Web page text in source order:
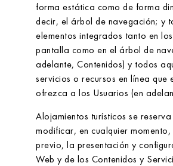
forma estática como de forma
decir, el árbol de navegación; y
elementos integrados tanto en
pantalla como en el árbol de
adelante, Contenidos) y todos
servicios o recursos en línea que
ofrezca a los Usuarios (en
Alojamientos turísticos se
modificar, en cualquier momento,
previo, la presentación y
Web y de los Contenidos y